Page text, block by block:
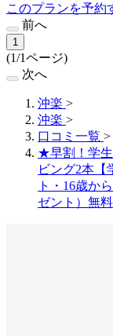
このプランを予約
前へ
1
(1/1ページ)
次へ
沖楽 >
沖楽 >
口コミ一覧 >
★早割！学
ビング2本【
ト・16歳か
ゼント）無料